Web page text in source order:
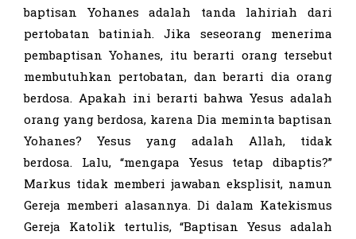
baptisan Yohanes adalah tanda lahiriah dari
pertobatan batiniah. Jika seseorang menerima
pembaptisan Yohanes, itu berarti orang tersebut
membutuhkan pertobatan, dan berarti dia orang
berdosa. Apakah ini berarti bahwa Yesus adalah
orang yang berdosa, karena Dia meminta baptisan
Yohanes? Yesus yang adalah Allah, tidak
berdosa. Lalu, “mengapa Yesus tetap dibaptis?”
Markus tidak memberi jawaban eksplisit, namun
Gereja memberi alasannya. Di dalam Katekismus
Gereja Katolik tertulis, “Baptisan Yesus adalah